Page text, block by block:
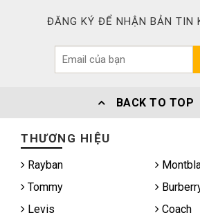
ĐĂNG KÝ ĐỂ NHẬN BẢN TIN
BACK TO TOP
THƯƠNG HIỆU
Rayban
Tommy
Levis
Coach